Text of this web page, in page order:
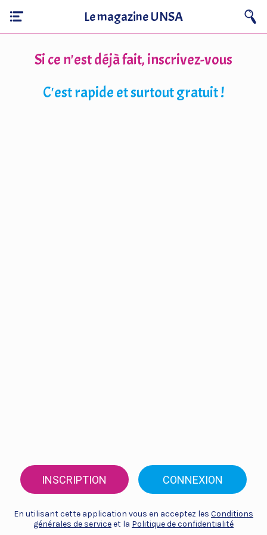
Le magazine UNSA
Si ce n'est déjà fait, inscrivez-vous
C'est rapide et surtout gratuit !
INSCRIPTION CONNEXION
En utilisant cette application vous en acceptez les Conditions
générales de serviceet la Politique de confidentialité